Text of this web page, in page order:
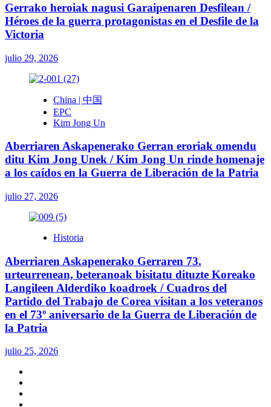
Gerrako heroiak nagusi Garaipenaren Desfilean /
Héroes de la guerra protagonistas en el Desfile de la
Victoria
julio 29, 2026
China | 中国
EPC
Kim Jong Un
Aberriaren Askapenerako Gerran eroriak omendu
ditu Kim Jong Unek / Kim Jong Un rinde homenaje
a los caídos en la Guerra de Liberación de la Patria
julio 27, 2026
Historia
Aberriaren Askapenerako Gerraren 73.
urteurrenean, beteranoak bisitatu dituzte Koreako
Langileen Alderdiko koadroek / Cuadros del
Partido del Trabajo de Corea visitan a los veteranos
en el 73º aniversario de la Guerra de Liberación de
la Patria
julio 25, 2026